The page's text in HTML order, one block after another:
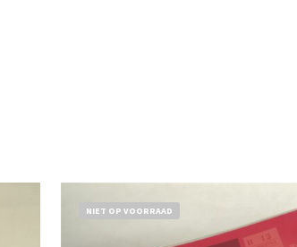
NIET OP VOORRAAD